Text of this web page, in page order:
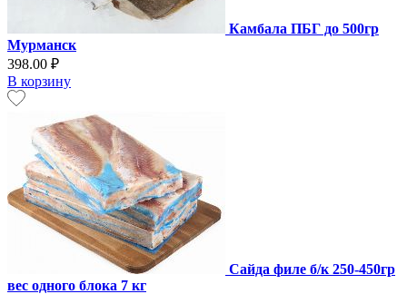
Камбала ПБГ до 500гр
Мурманск
398.00 ₽
В корзину
Сайда филе б/к 250-450гр
вес одного блока 7 кг